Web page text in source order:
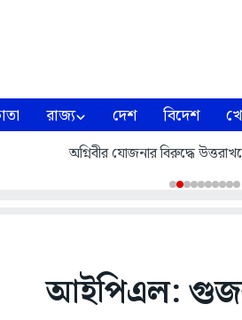
রাজ্য দেশ বিদেশ
আবাস যোজনায় আজ ১১ হাজার ৬১৩
জানালেন জেলাশাসক
আইপিএল: